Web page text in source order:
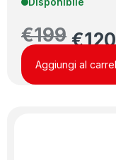
€199 €120
Aggiungi al